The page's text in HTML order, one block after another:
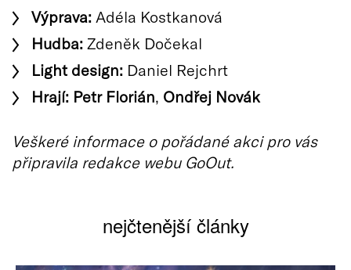
Výprava: Adéla Kostkanová
Hudba: Zdeněk Dočekal
Light design: Daniel Rejchrt
Hrají: Petr Florián, Ondřej Novák
Veškeré informace o pořádané akci pro vás
připravila redakce webu GoOut.
nejčtenější články